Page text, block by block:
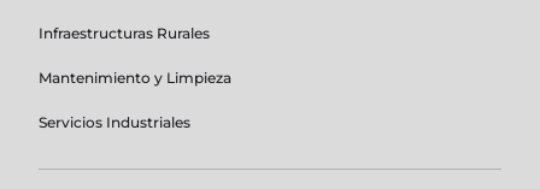
Infraestructuras Rurales
Mantenimiento y Limpieza
Servicios Industriales